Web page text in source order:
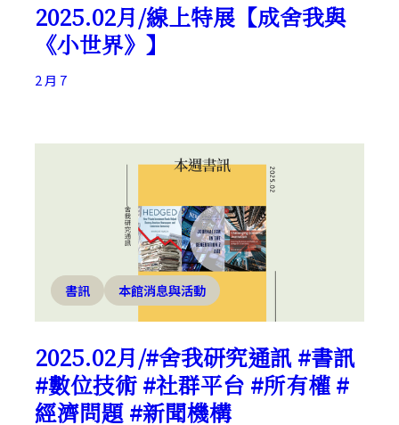
2025.02月/線上特展【成舍我與
《小世界》】
2 月 7
書訊 本館消息與活動
2025.02月/#舍我研究通訊 #書訊
#數位技術 #社群平台 #所有權 #
經濟問題 #新聞機構